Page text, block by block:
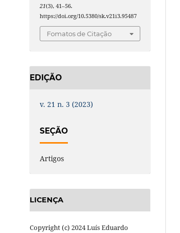
21(3), 41–56.
https://doi.org/10.5380/sk.v21i3.95487
Fomatos de Citação
EDIÇÃO
v. 21 n. 3 (2023)
SEÇÃO
Artigos
LICENÇA
Copyright (c) 2024 Luís Eduardo